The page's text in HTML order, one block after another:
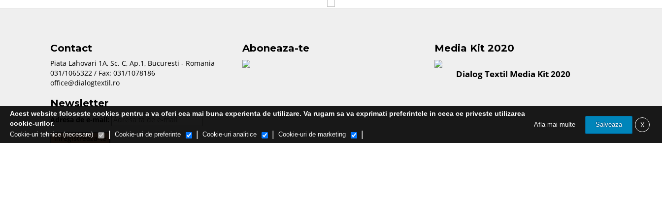
Contact
Piata Lahovari 1A, Sc. C, Ap.1, Bucuresti - Romania
031/1065322 / Fax: 031/1078186
office@dialogtextil.ro
Newsletter
Adresa de e-mail:
Aboneaza-te Media Kit 2020
Dialog Textil Media Kit 2020
Acest website foloseste cookies pentru a va oferi cea mai buna experienta de utilizare. Va rugam sa va exprimati preferintele in ceea ce priveste utilizarea
cookie-urilor.
Cookie-uri tehnice (necesare) Cookie-uri de preferinte Cookie-uri analitice Cookie-uri de marketing
Afla mai multe Salveaza X